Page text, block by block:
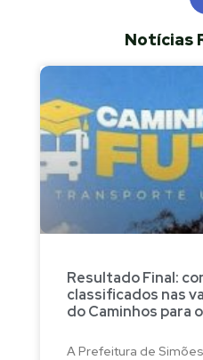
Notícias
Resultado Final:
classificados nas
do Caminhos para
A Prefeitura de